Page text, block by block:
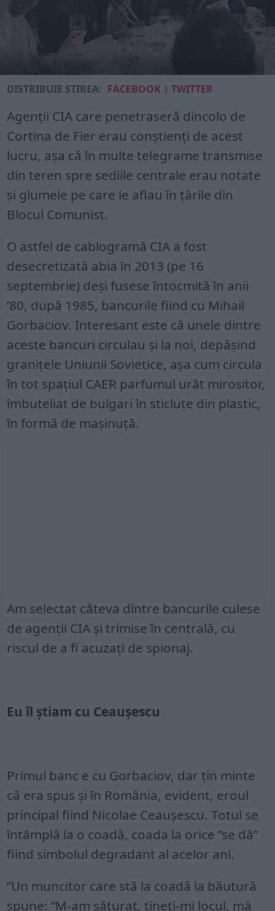
DISTRIBUIE ȘTIREA: FACEBOOK |TWITTER
Agenții CIA care penetraseră dincolo de
Cortina de Fier erau conștienți de acest
lucru, așa că în multe telegrame transmise
din teren spre sediile centrale erau notate
și glumele pe care le aflau în țările din
Blocul Comunist.
O astfel de cablogramă CIA a fost
desecretizată abia în 2013 (pe 16
septembrie) deși fusese întocmită în anii
’80, după 1985, bancurile fiind cu Mihail
Gorbaciov. Interesant este că unele dintre
aceste bancuri circulau și la noi, depășind
granițele Uniunii Sovietice, așa cum circula
în tot spațiul CAER parfumul urât mirositor,
îmbuteliat de bulgari în sticluțe din plastic,
în formă de mașinuță.
Am selectat câteva dintre bancurile culese
de agenții CIA și trimise în centrală, cu
riscul de a fi acuzați de spionaj.
Eu îl știam cu Ceaușescu
Primul banc e cu Gorbaciov, dar țin minte
că era spus și în România, evident, eroul
principal fiind Nicolae Ceaușescu. Totul se
întâmplă la o coadă, coada la orice ”se dă”
fiind simbolul degradant al acelor ani.
”Un muncitor care stă la coadă la băutură
spune: ”M-am săturat, țineți-mi locul, mă